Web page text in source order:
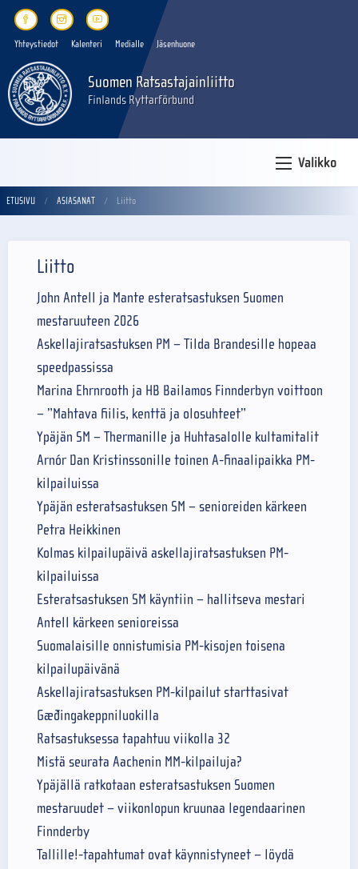
Yhteystiedot Kalenteri Medialle Jäsenhuone
Suomen Ratsastajainliitto
Finlands Ryttarförbund
Valikko
ETUSIVU ASIASANAT Liitto
Liitto
John Antell ja Mante esteratsastuksen Suomen
mestaruuteen 2026
Askellajiratsastuksen PM – Tilda Brandesille hopeaa
speedpassissa
Marina Ehrnrooth ja HB Bailamos Finnderbyn voittoon
– ”Mahtava fiilis, kenttä ja olosuhteet”
Ypäjän SM – Thermanille ja Huhtasalolle kultamitalit
Arnór Dan Kristinssonille toinen A-finaalipaikka PM-
kilpailuissa
Ypäjän esteratsastuksen SM – senioreiden kärkeen
Petra Heikkinen
Kolmas kilpailupäivä askellajiratsastuksen PM-
kilpailuissa
Esteratsastuksen SM käyntiin – hallitseva mestari
Antell kärkeen senioreissa
Suomalaisille onnistumisia PM-kisojen toisena
kilpailupäivänä
Askellajiratsastuksen PM-kilpailut starttasivat
Gæðingakeppniluokilla
Ratsastuksessa tapahtuu viikolla 32
Mistä seurata Aachenin MM-kilpailuja?
Ypäjällä ratkotaan esteratsastuksen Suomen
mestaruudet – viikonlopun kruunaa legendaarinen
Finnderby
Tallille!-tapahtumat ovat käynnistyneet – löydä